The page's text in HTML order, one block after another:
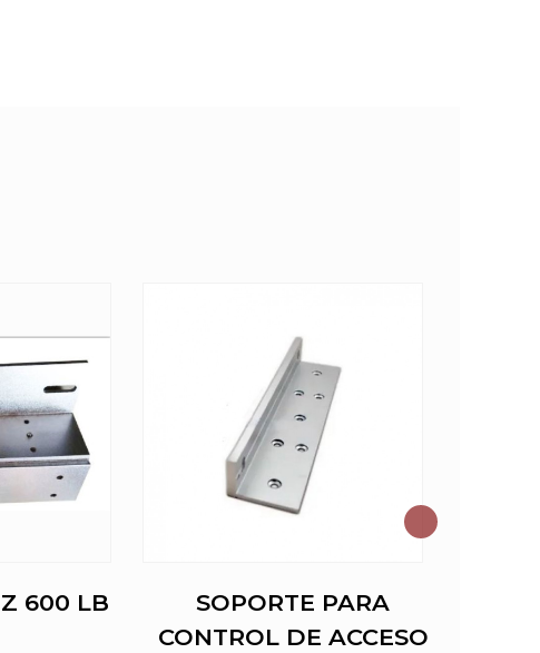
600 LB
SOPORTE PARA
CONTROL DE ACCESO